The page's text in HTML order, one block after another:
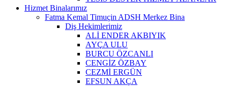
Hizmet Binalarımız
Fatma Kemal Timuçin ADSH Merkez Bina
Diş Hekimlerimiz
ALİ ENDER AKBIYIK
AYÇA ULU
BURCU ÖZCANLI
CENGİZ ÖZBAY
CEZMİ ERGÜN
EFSUN AKÇA